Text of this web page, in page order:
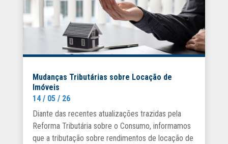
Mudanças Tributárias sobre Locação de
Imóveis
14 / 05 / 26
Diante das recentes atualizações trazidas pela
Reforma Tributária sobre o Consumo, informamos
que a tributação sobre rendimentos de locação de